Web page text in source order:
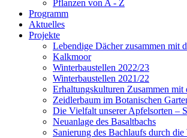
Pflanzen von A - Z
Programm
Aktuelles
Projekte
Lebendige Dächer zusammen mit
Kalkmoor
Winterbaustellen 2022/23
Winterbaustellen 2021/22
Erhaltungskulturen Zusammen
Zeidlerbaum im Botanischen
Die Vielfalt unserer Apfelsorten –
Neuanlage des Basaltbachs
Sanierung des Bachlaufs durch die